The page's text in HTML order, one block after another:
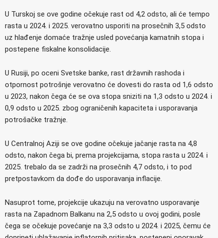
U Turskoj se ove godine očekuje rast od 4,2 odsto, ali će tempo
rasta u 2024. i 2025. verovatno usporiti na prosečnih 3,5 odsto
uz hlađenje domaće tražnje usled povećanja kamatnih stopa i
postepene fiskalne konsolidacije.
U Rusiji, po oceni Svetske banke, rast državnih rashoda i
otpornost potrošnje verovatno će dovesti do rasta od 1,6 odsto
u 2023, nakon čega će se ova stopa sniziti na 1,3 odsto u 2024. i
0,9 odsto u 2025. zbog ograničenih kapaciteta i usporavanja
potrošačke tražnje.
U Centralnoj Aziji se ove godine očekuje jačanje rasta na 4,8
odsto, nakon čega bi, prema projekcijama, stopa rasta u 2024. i
2025. trebalo da se zadrži na prosečnih 4,7 odsto, i to pod
pretpostavkom da dođe do usporavanja inflacije.
Nasuprot tome, projekcije ukazuju na verovatno usporavanje
rasta na Zapadnom Balkanu na 2,5 odsto u ovoj godini, posle
čega se očekuje povećanje na 3,3 odsto u 2024. i 2025, čemu će